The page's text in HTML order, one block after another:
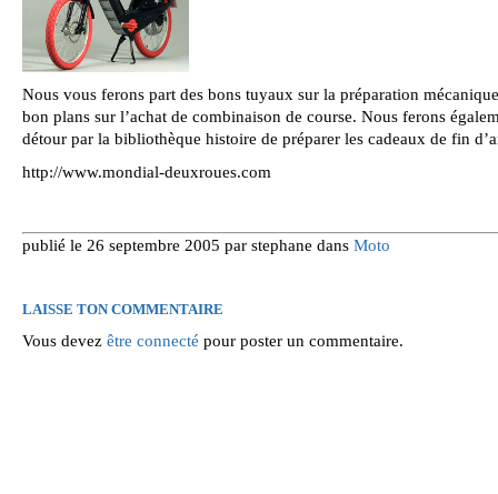
Nous vous ferons part des bons tuyaux sur la préparation
bon plans sur l’achat de combinaison de course. Nous ferons
détour par la bibliothèque histoire de préparer les cadeaux de fin
http://www.mondial-deuxroues.com
publié le 26 septembre 2005 par stephane dans Moto
LAISSE TON COMMENTAIRE
Vous devez être connecté pour poster un commentaire.